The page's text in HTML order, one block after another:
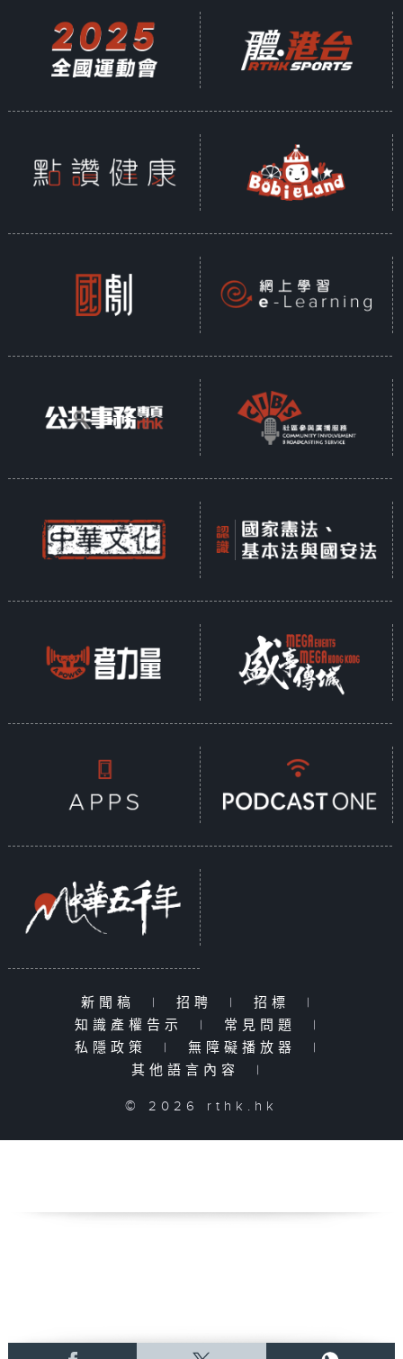
新聞稿 | 招聘 | 招標
|
知識產權告示
| 常見問題
|
私隱政策
| 無障礙播放器
|
其他語言內容
|
© 2026 rthk.hk